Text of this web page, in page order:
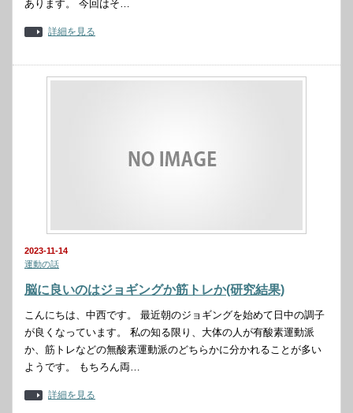
あります。 今回はそ…
詳細を見る
2023-11-14
運動の話
脳に良いのはジョギングか筋トレか(研究結果)
こんにちは、中西です。 最近朝のジョギングを始めて日中の調子
が良くなっています。 私の知る限り、大体の人が有酸素運動派
か、筋トレなどの無酸素運動派のどちらかに分かれることが多い
ようです。 もちろん両…
詳細を見る